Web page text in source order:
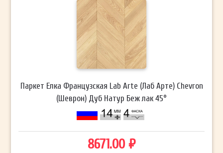
Паркет Елка Французская Lab Arte (Лаб Арте) Chevron
(Шеврон) Дуб Натур Беж лак 45°
8671.00 ₽